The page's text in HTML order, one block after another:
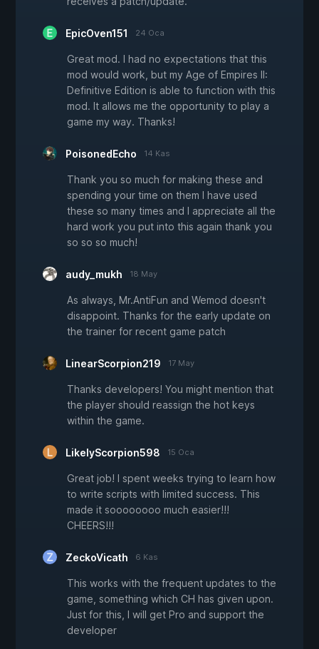
EpicOven151 24 Oca
Great mod. I had no expectations that this
mod would work, but my Age of Empires II:
Definitive Edition is able to function with this
mod. It allows me the opportunity to play a
game my way. Thanks!
PoisonedEcho 14 Kas
Thank you so much for making these and
spending your time on them I have used
these so many times and I appreciate all the
hard work you put into this again thank you
so so so much!
audy_mukh 18 May
As always, Mr.AntiFun and Wemod doesn't
disappoint. Thanks for the early update on
the trainer for recent game patch
LinearScorpion219 17 May
Thanks developers! You might mention that
the player should reassign the hot keys
within the game.
LikelyScorpion598 15 Oca
Great job! I spent weeks trying to learn how
to write scripts with limited success. This
made it soooooooo much easier!!!
CHEERS!!!
ZeckoVicath 6 Kas
This works with the frequent updates to the
game, something which CH has given upon.
Just for this, I will get Pro and support the
developer